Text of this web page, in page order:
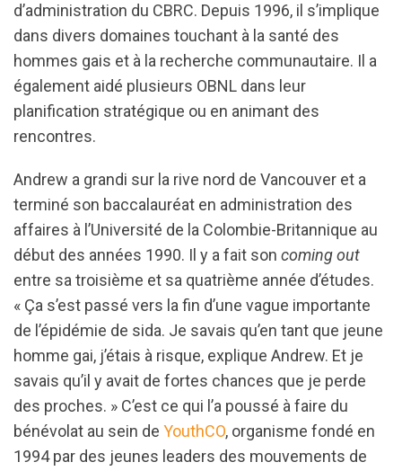
d’administration du CBRC. Depuis 1996, il s’implique
dans divers domaines touchant à la santé des
hommes gais et à la recherche communautaire. Il a
également aidé plusieurs OBNL dans leur
planification stratégique ou en animant des
rencontres.
Andrew a grandi sur la rive nord de Vancouver et a
terminé son baccalauréat en administration des
affaires à l’Université de la Colombie-Britannique au
début des années 1990. Il y a fait son coming out
entre sa troisième et sa quatrième année d’études.
« Ça s’est passé vers la fin d’une vague importante
de l’épidémie de sida. Je savais qu’en tant que jeune
homme gai, j’étais à risque, explique Andrew. Et je
savais qu’il y avait de fortes chances que je perde
des proches. » C’est ce qui l’a poussé à faire du
bénévolat au sein de YouthCO, organisme fondé en
1994 par des jeunes leaders des mouvements de